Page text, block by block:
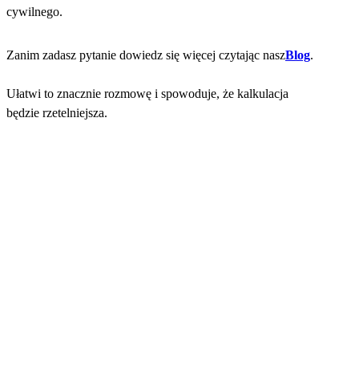
cywilnego.
Zanim zadasz pytanie dowiedz się więcej czytając naszBlog.
Ułatwi to znacznie rozmowę i spowoduje, że kalkulacja
będzie rzetelniejsza.